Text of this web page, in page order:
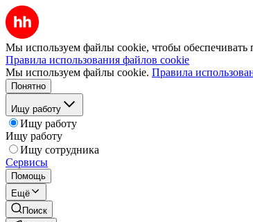
Мы используем файлы cookie, чтобы обеспечивать
Правила использования файлов cookie
Мы используем файлы cookie. Правила
Понятно
Ищу работу
Ищу работу
Ищу работу
Ищу сотрудника
Сервисы
Помощь
Ещё
Поиск